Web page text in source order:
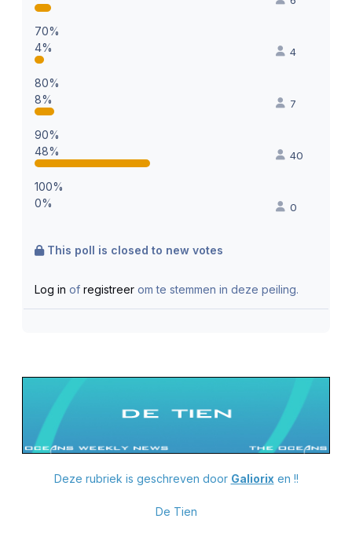
70%
4%
4
80%
8%
7
90%
48%
40
100%
0%
0
This poll is closed to new votes
Log in of registreer om te stemmen in deze peiling.
Deze rubriek is geschreven door Galiorix en !!
De Tien